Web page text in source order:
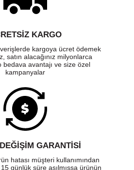
KARGO
kargoya ücret ödemek
satın alacağınız milyonlarca
bedava avantajı ve size özel
kampanyalar
GARANTİSİ
hatası müşteri kullanımından
günlük süre aşılmışsa ürünün